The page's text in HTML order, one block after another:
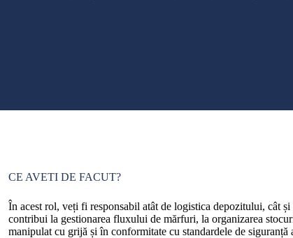
CE AVETI DE FACUT?
În acest rol, veți fi responsabil atât de logistica depozitului, cât
contribui la gestionarea fluxului de mărfuri, la organizarea
manipulat cu grijă și în conformitate cu standardele de